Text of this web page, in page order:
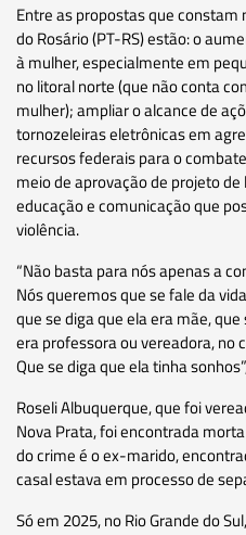
Entre as propostas que
do Rosário (PT-RS) estão: o
à mulher, especialmente em
no litoral norte (que não conta
mulher); ampliar o alcance de
tornozeleiras eletrônicas em
recursos federais para o
meio de aprovação de projeto
educação e comunicação que
violência.
“Não basta para nós apenas a
Nós queremos que se fale da
que se diga que ela era mãe,
era professora ou vereadora, no
Que se diga que ela tinha
Roseli Albuquerque, que foi
Nova Prata, foi encontrada
do crime é o ex-marido,
casal estava em processo de
Só em 2025, no Rio Grande do